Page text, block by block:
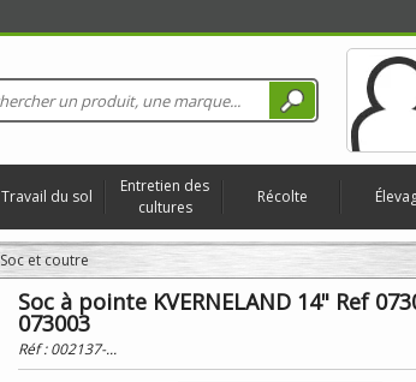
Travail du sol
Entretien des
cultures
Récolte
Soc et coutre
Soc à pointe KVERNELAND 14" Ref
073003
Réf :002137-...